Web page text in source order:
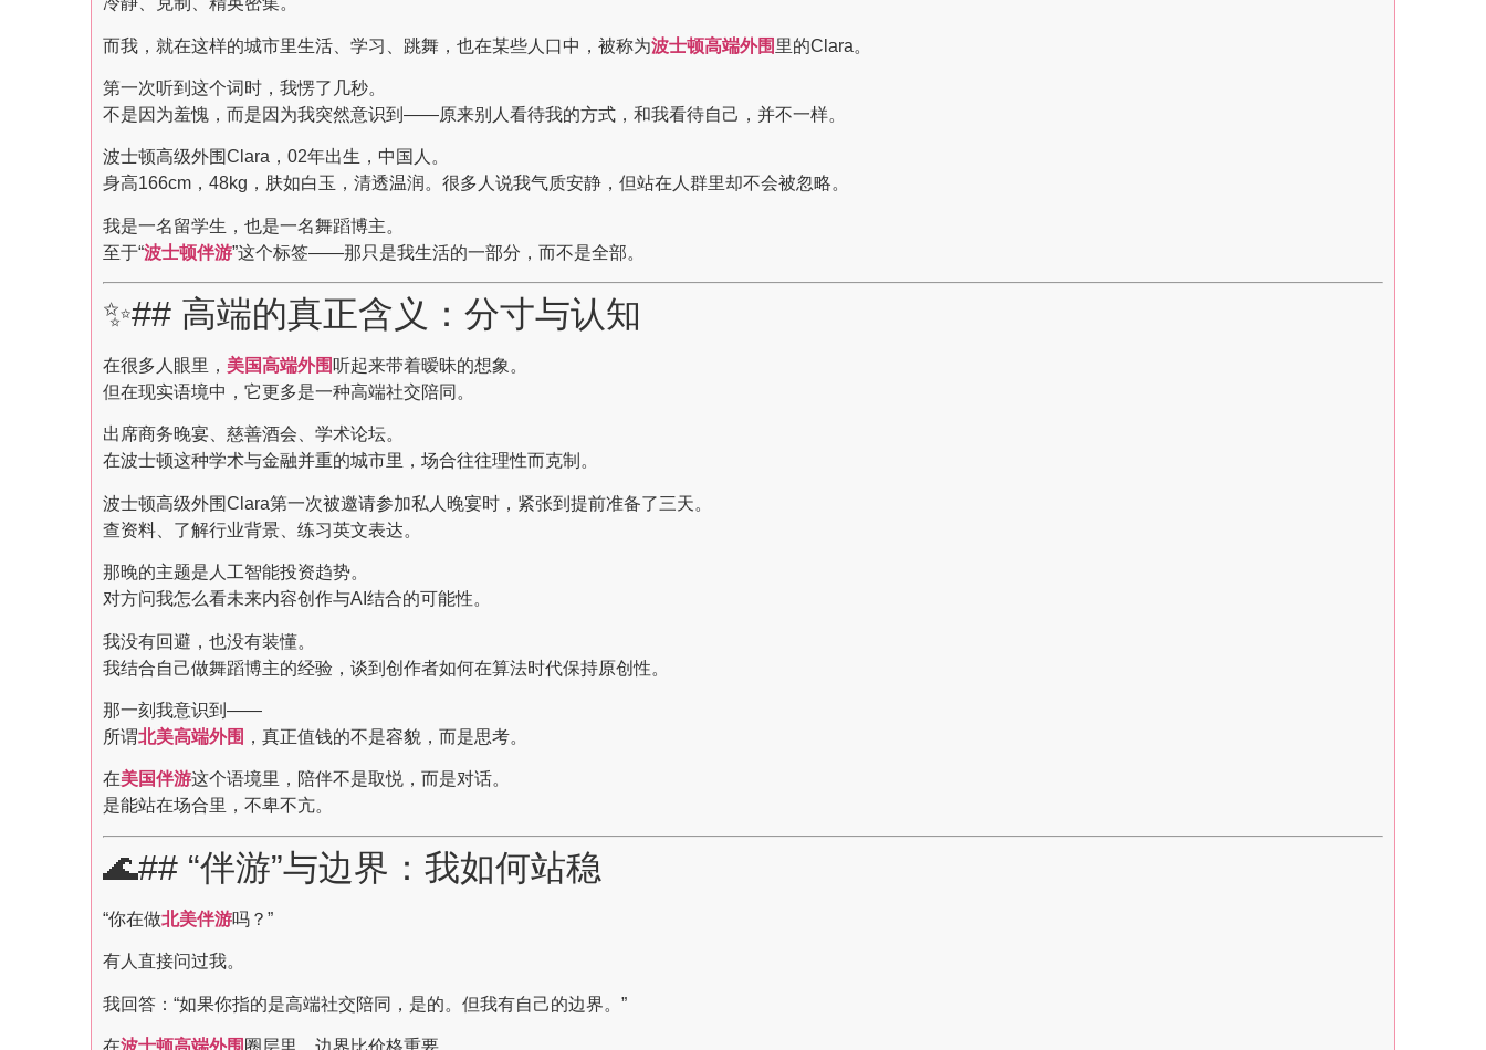
而我，就在这样的城市里生活、学习、跳舞，也在某些人口中，被称为波士顿高端外围 里的Clara。
第一次听到这个词时，我愣了几秒。
不是因为羞愧，而是因为我突然意识到——原来别人看待我的方式，和我看待自己，并不一样。
波士顿高级外围Clara，02年出生，中国人。
身高166cm，48kg，肤如白玉，清透温润。很多人说我气质安静，但站在人群里却不会被忽略。
我是一名留学生，也是一名舞蹈博主。
至于“波士顿伴游”这个标签——那只是我生活的一部分，而不是全部。
✨## 高端的真正含义：分寸与认知
在很多人眼里， 美国高端外围 听起来带着暧昧的想象。
但在现实语境中，它更多是一种高端社交陪同。
出席商务晚宴、慈善酒会、学术论坛。
在波士顿这种学术与金融并重的城市里，场合往往理性而克制。
波士顿高级外围Clara第一次被邀请参加私人晚宴时，紧张到提前准备了三天。
查资料、了解行业背景、练习英文表达。
那晚的主题是人工智能投资趋势。
对方问我怎么看未来内容创作与AI结合的可能性。
我没有回避，也没有装懂。
我结合自己做舞蹈博主的经验，谈到创作者如何在算法时代保持原创性。
那一刻我意识到——
所谓北美高端外围 ，真正值钱的不是容貌，而是思考。
在美国伴游这个语境里，陪伴不是取悦，而是对话。
是能站在场合里，不卑不亢。
🌊## “伴游”与边界：我如何站稳
“你在做北美伴游吗？”
有人直接问过我。
我回答：“如果你指的是高端社交陪同，是的。但我有自己的边界。”
在波士顿高端外围 圈层里，边界比价格重要。